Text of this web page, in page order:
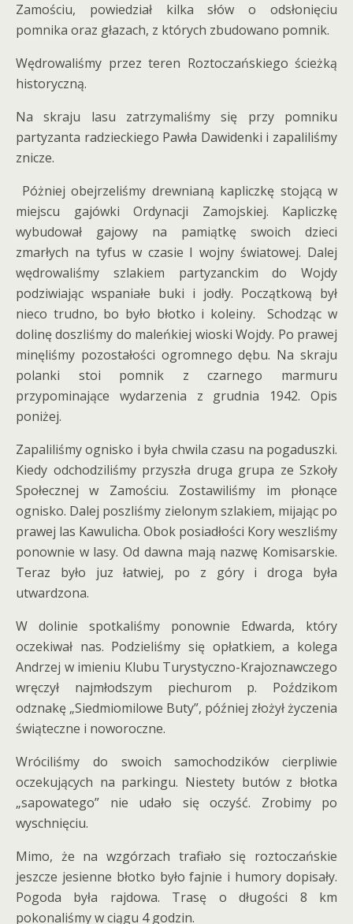
Zamościu, powiedział kilka słów o odsłonięciu
pomnika oraz głazach, z których zbudowano pomnik.
Wędrowaliśmy przez teren Roztoczańskiego ścieżką
historyczną.
Na skraju lasu zatrzymaliśmy się przy pomniku
partyzanta radzieckiego Pawła Dawidenki i zapaliliśmy
znicze.
Póżniej obejrzeliśmy drewnianą kapliczkę stojącą w
miejscu gajówki Ordynacji Zamojskiej. Kapliczkę
wybudował gajowy na pamiątkę swoich dzieci
zmarłych na tyfus w czasie I wojny światowej. Dalej
wędrowaliśmy szlakiem partyzanckim do Wojdy
podziwiając wspaniałe buki i jodły. Początkową był
nieco trudno, bo było błotko i koleiny. Schodząc w
dolinę doszliśmy do maleńkiej wioski Wojdy. Po prawej
minęliśmy pozostałości ogromnego dębu. Na skraju
polanki stoi pomnik z czarnego marmuru
przypominające wydarzenia z grudnia 1942. Opis
poniżej.
Zapaliliśmy ognisko i była chwila czasu na pogaduszki.
Kiedy odchodziliśmy przyszła druga grupa ze Szkoły
Społecznej w Zamościu. Zostawiliśmy im płonące
ognisko. Dalej poszliśmy zielonym szlakiem, mijając po
prawej las Kawulicha. Obok posiadłości Kory weszliśmy
ponownie w lasy. Od dawna mają nazwę Komisarskie.
Teraz było juz łatwiej, po z góry i droga była
utwardzona.
W dolinie spotkaliśmy ponownie Edwarda, który
oczekiwał nas. Podzieliśmy się opłatkiem, a kolega
Andrzej w imieniu Klubu Turystyczno-Krajoznawczego
wręczył najmłodszym piechurom p. Poździkom
odznakę „Siedmiomilowe Buty”, później złożył życzenia
świąteczne i noworoczne.
Wróciliśmy do swoich samochodzików cierpliwie
oczekujących na parkingu. Niestety butów z błotka
„sapowatego” nie udało się oczyść. Zrobimy po
wyschnięciu.
Mimo, że na wzgórzach trafiało się roztoczańskie
jeszcze jesienne błotko było fajnie i humory dopisały.
Pogoda była rajdowa. Trasę o długości 8 km
pokonaliśmy w ciągu 4 godzin.